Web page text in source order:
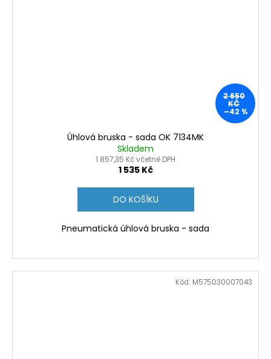
2 650
KČ
–42 %
Úhlová bruska - sada OK 7134MK
Skladem
1 857,35 Kč včetně DPH
1 535 Kč
DO KOŠÍKU
Pneumatická úhlová bruska - sada
Kód: M575030007043